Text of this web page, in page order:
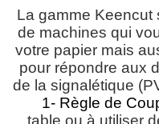
La gamme Keencut
de machines qui
votre papier mais
pour répondre aux
de la signalétique
1- Règle de
table ou à utiliser